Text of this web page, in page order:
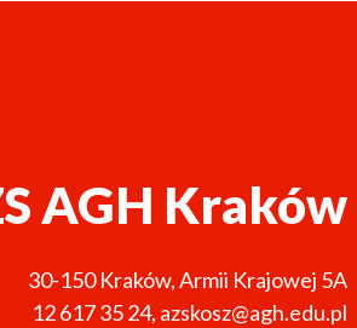
AGH Kraków
30-150 Kraków,Armii Krajowej 5A
12 617 35 24, azskosz@agh.edu.pl